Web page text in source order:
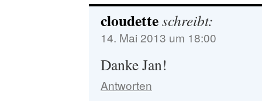
cloudetteschreibt:
14. Mai 2013 um 18:00
Danke Jan!
Antworten